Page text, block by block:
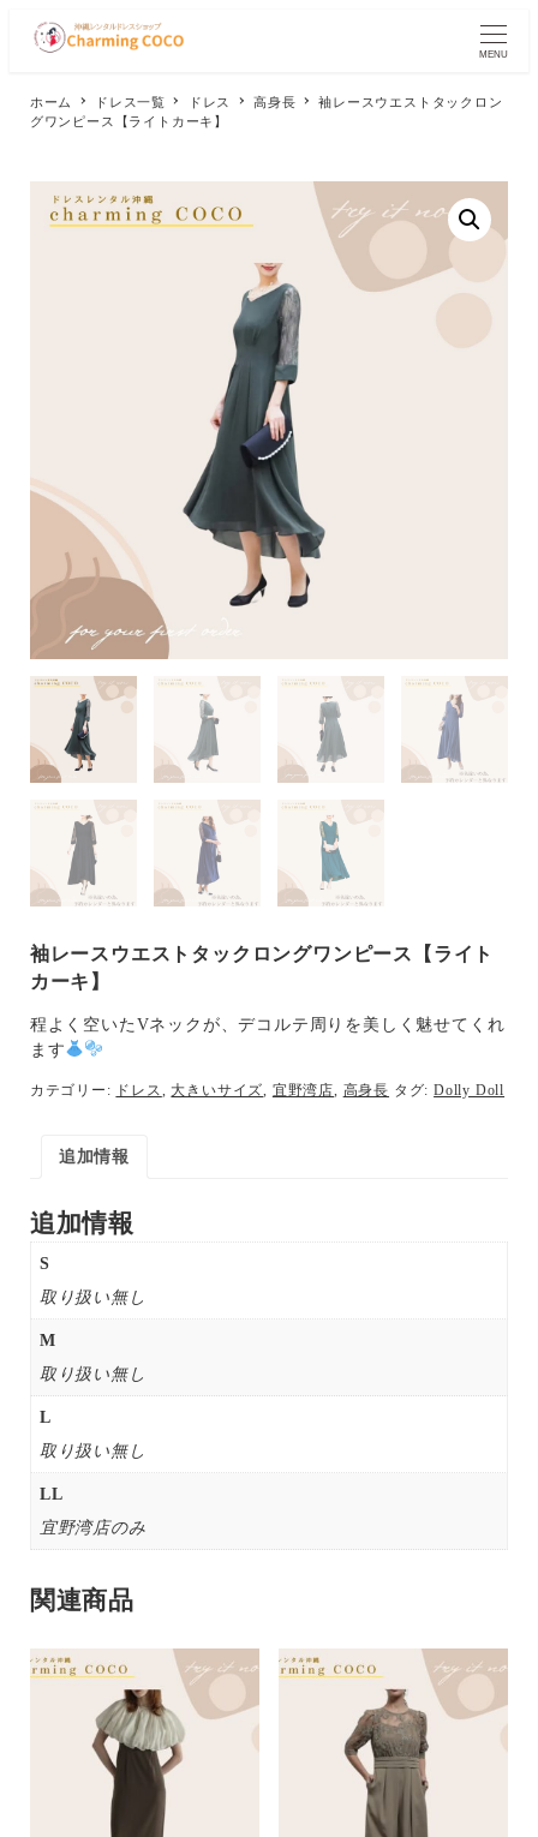
MENU
ホーム ドレス一覧 ドレス 高身長
袖レースウエストタックロン
グワンピース【ライトカーキ】
袖レースウエストタックロングワンピース【ライト
カーキ】
程よく空いたVネックが、デコルテ周りを美しく魅せてくれ
ます
カテゴリー: ドレス, 大きいサイズ, 宜野湾店, 高身長 タグ:Dolly Doll
追加情報
追加情報
S
取り扱い無し
M
取り扱い無し
L
取り扱い無し
LL
宜野湾店のみ
関連商品